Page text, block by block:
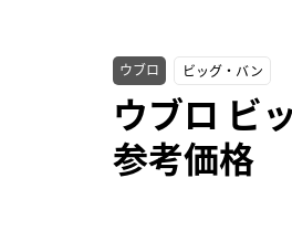
ウブロ ビッグ・バン
ウブロ ビ
参考価格